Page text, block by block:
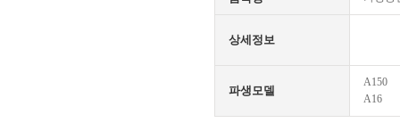
상세정보
파생모델
A150
A16